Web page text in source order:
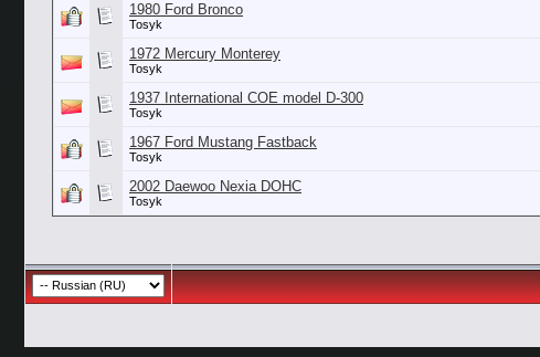
1980 Ford Bronco
Tosyk
1972 Mercury Monterey
Tosyk
1937 International COE model D-300
Tosyk
1967 Ford Mustang Fastback
Tosyk
2002 Daewoo Nexia DOHC
Tosyk